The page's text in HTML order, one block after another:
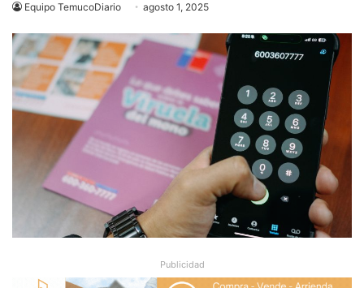
Equipo TemucoDiario agosto 1, 2025
Publicidad